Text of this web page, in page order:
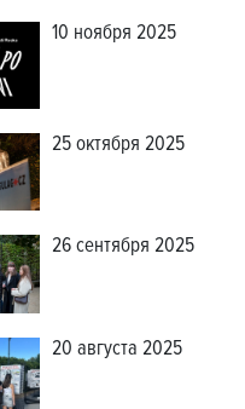
10 ноября 2025
25 октября 2025
26 сентября 2025
20 августа 2025